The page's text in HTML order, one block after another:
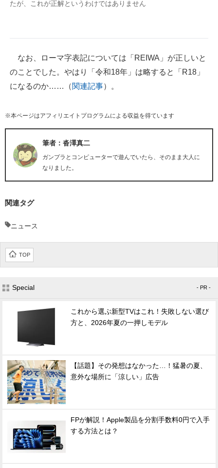
たが、これが正解というわけではありません
なお、ローマ字表記については「REIWA」が正しいと
のことでした。やはり「令和18年」は略すると「R18」
になるのか……（関連記事）。
※本ページはアフィリエイトプログラムによる収益を得ています
筆者：沓澤真二
ガンプラとコンピューターで遊んでいたら、そのまま大人に
なりました。
関連タグ
ニュース
TOP
Special - PR -
これから選ぶ新型TVはこれ！失敗しない選び
方と、2026年夏の一押しモデル
【話題】その発想はなかった…！猛暑の夏、
意外な場所に「涼しい」広告
FPが解説！Apple製品を分割手数料0円で入手
する方法とは？